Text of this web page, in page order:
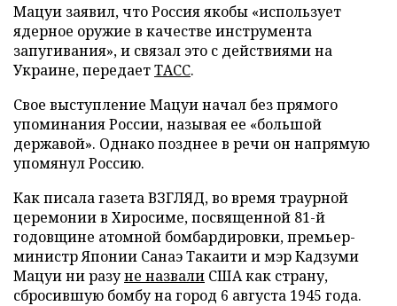
Мацуи заявил, что Россия якобы «использует
ядерное оружие в качестве инструмента
запугивания», и связал это с действиями на
Украине, передаетТАСС.
Свое выступление Мацуи начал без прямого
упоминания России, называя ее «большой
державой». Однако позднее в речи он напрямую
упомянул Россию.
Как писала газета ВЗГЛЯД, во время траурной
церемонии в Хиросиме, посвященной 81-й
годовщине атомной бомбардировки, премьер-
министр Японии Санаэ Такаити и мэр Кадзуми
Мацуи ни разуне назвали США как страну,
сбросившую бомбу на город 6 августа 1945 года.